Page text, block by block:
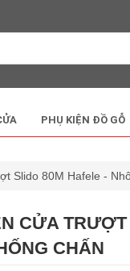
PHỤ KIỆN ĐỒ GỖ
Slido 80M Hafele -
CỬA
CHẤN